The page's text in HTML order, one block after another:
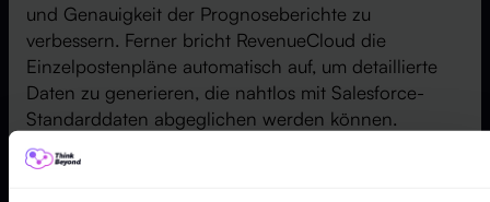
und Genauigkeit der Prognoseberichte zu
verbessern. Ferner bricht RevenueCloud die
Einzelpostenpläne automatisch auf, um detaillierte
Daten zu generieren, die nahtlos mit Salesforce-
Standarddaten abgeglichen werden können.
Für einen umfassenden Überblick bietet die Funktion